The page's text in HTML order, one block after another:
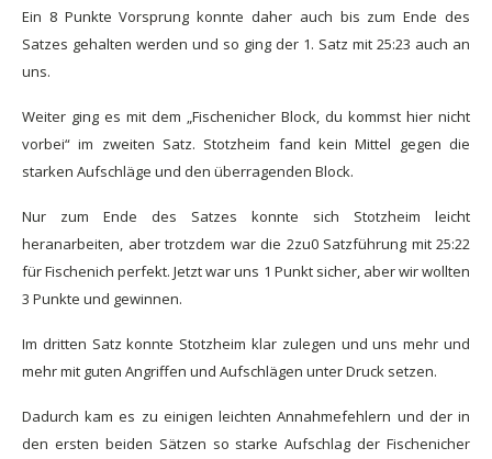
Ein 8 Punkte Vorsprung konnte daher auch bis zum Ende des
Satzes gehalten werden und so ging der 1. Satz mit 25:23 auch an
uns.
Weiter ging es mit dem „Fischenicher Block, du kommst hier nicht
vorbei“ im zweiten Satz. Stotzheim fand kein Mittel gegen die
starken Aufschläge und den überragenden Block.
Nur zum Ende des Satzes konnte sich Stotzheim leicht
heranarbeiten, aber trotzdem war die 2zu0 Satzführung mit 25:22
für Fischenich perfekt. Jetzt war uns 1 Punkt sicher, aber wir wollten
3 Punkte und gewinnen.
Im dritten Satz konnte Stotzheim klar zulegen und uns mehr und
mehr mit guten Angriffen und Aufschlägen unter Druck setzen.
Dadurch kam es zu einigen leichten Annahmefehlern und der in
den ersten beiden Sätzen so starke Aufschlag der Fischenicher